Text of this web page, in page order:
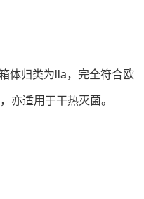
体归类为lla，完全符合欧
亦适用于干热灭菌。